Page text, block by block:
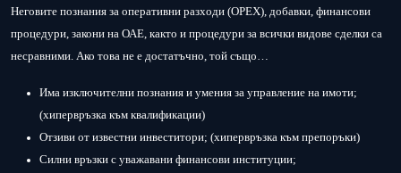
Неговите познания за оперативни разходи (ОРЕХ), добавки, финансови
процедури, закони на ОАЕ, както и процедури за всички видове сделки са
несравними. Ако това не е достатъчно, той също…
Има изключителни познания и умения за управление на имоти;
(хипервръзка към квалификации)
Отзиви от известни инвеститори; (хипервръзка към препоръки)
Силни връзки с уважавани финансови институции;